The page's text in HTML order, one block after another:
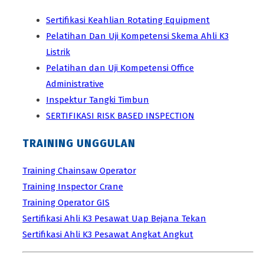
Sertifikasi Keahlian Rotating Equipment
Pelatihan Dan Uji Kompetensi Skema Ahli K3
Listrik
Pelatihan dan Uji Kompetensi Office
Administrative
Inspektur Tangki Timbun
SERTIFIKASI RISK BASED INSPECTION
TRAINING UNGGULAN
Training Chainsaw Operator
Training Inspector Crane
Training Operator GIS
Sertifikasi Ahli K3 Pesawat Uap Bejana Tekan
Sertifikasi Ahli K3 Pesawat Angkat Angkut